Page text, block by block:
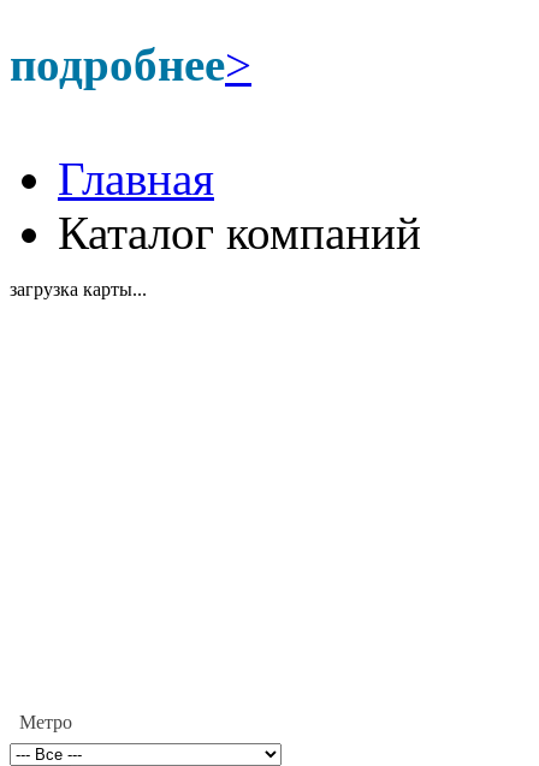
подробнее>
Главная
Каталог компаний
загрузка карты...
Метро